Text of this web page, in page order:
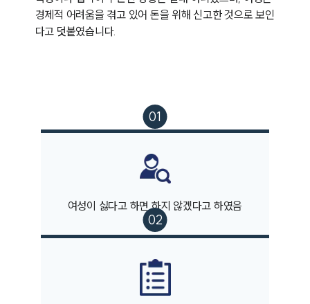
팀소개
경제적 어려움을 겪고 있어 돈을 위해 신고한 것으로 보인
다고 덧붙였습니다.
여성이 싫다고 하면 하지 않겠다고 하였음